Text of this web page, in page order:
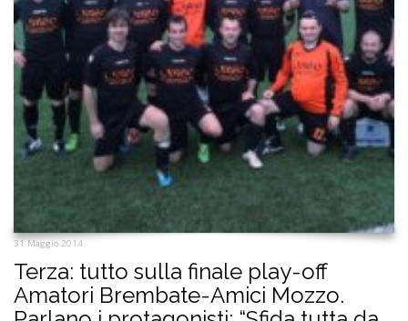
31 Maggio 2014
Terza: tutto sulla finale play-off
Amatori Brembate-Amici Mozzo.